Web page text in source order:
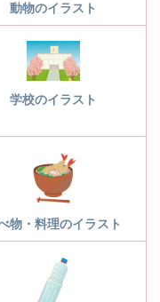
動物のイラスト
学校のイラスト
物・料理のイラスト